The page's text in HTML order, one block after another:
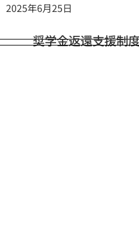
2025年6月25日
奨学金返還支援制